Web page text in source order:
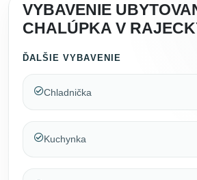
VYBAVENIE
CHALÚPKA V
ĎALŠIE VYBAVENIE
Chladnička
Kuchynka